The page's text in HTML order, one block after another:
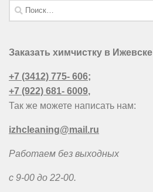
Найти:
Заказать химчистку в Ижевске
+7 (3412) 775- 606;
+7 (922) 681- 6009,
Так же можете написать нам:
izhcleaning@mail.ru
Работаем без выходных
с 9-00 до 22-00.